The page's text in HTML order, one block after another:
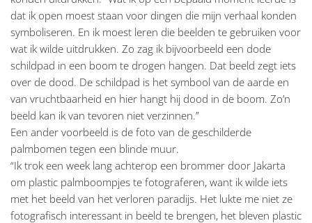
dat ik open moest staan voor dingen die mijn verhaal konden
symboliseren. En ik moest leren die beelden te gebruiken voor
wat ik wilde uitdrukken. Zo zag ik bijvoorbeeld een dode
schildpad in een boom te drogen hangen. Dat beeld zegt iets
over de dood. De schildpad is het symbool van de aarde en
van vruchtbaarheid en hier hangt hij dood in de boom. Zo’n
beeld kan ik van tevoren niet verzinnen.”
Een ander voorbeeld is de foto van de geschilderde
palmbomen tegen een blinde muur.
“Ik trok een week lang achterop een brommer door Jakarta
om plastic palmboompjes te fotograferen, want ik wilde iets
met het beeld van het verloren paradijs. Het lukte me niet ze
fotografisch interessant in beeld te brengen, het bleven plastic